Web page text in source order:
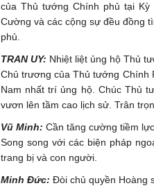
của Thủ tướng Chính phủ tại
Cường và các cộng sự đều đồng
phủ.
TRAN UY: Nhiệt liệt ủng hộ Thủ
Chủ trương của Thủ tướng Chính
Nam nhất trí ủng hộ. Chúc Thủ
vươn lên tầm cao lịch sử. Trân
Vũ Minh: Cần tăng cường tiềm
Song song với các biện pháp
trang bị và con người.
Minh Đức: Đòi chủ quyền Hoàng